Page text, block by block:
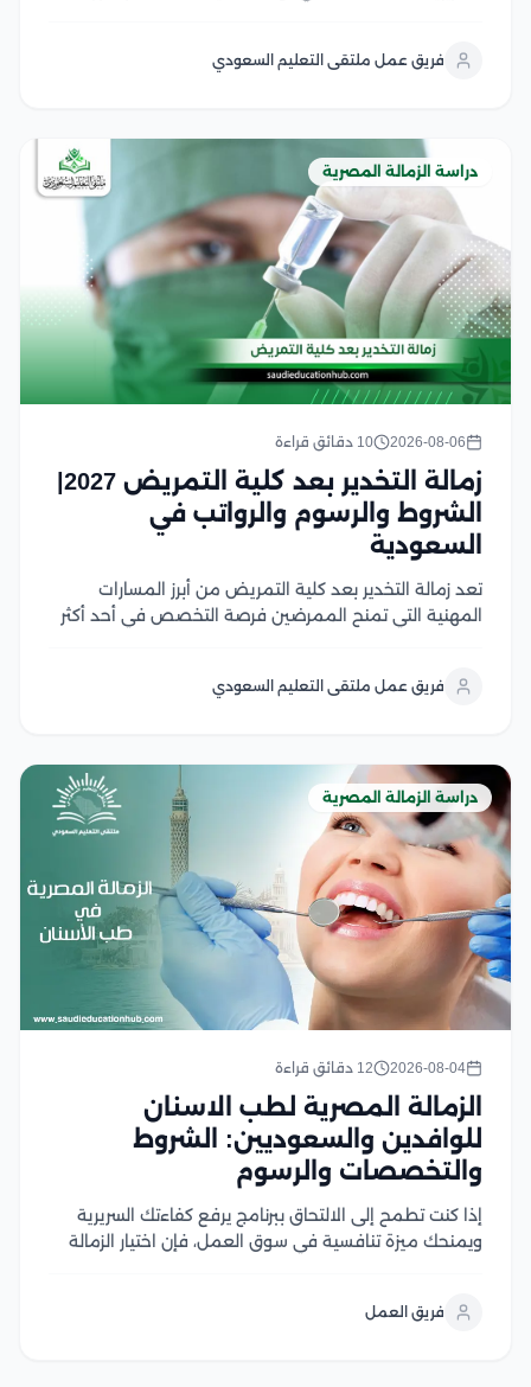
المقال سوف نتعرف على شروط القبول، ومعدلات...
فريق عمل ملتقى التعليم السعودي
دراسة الزمالة المصرية
2026-08-06 10 دقائق قراءة
الشروط والرسوم والرواتب في
السعودية
تعد زمالة التخدير بعد كلية التمريض من أبرز المسارات
المهنية التي تمنح الممرضين فرصة التخصص في أحد أكثر
وفي هذا المقال سوف نتعرف على...
فريق عمل ملتقى التعليم السعودي
دراسة الزمالة المصرية
2026-08-04 12 دقائق قراءة
الزمالة المصرية لطب الاسنان
للوافدين والسعوديين: الشروط
والتخصصات والرسوم
إذا كنت تطمح إلى الالتحاق ببرنامج يرفع كفاءتك السريرية
ويمنحك ميزة تنافسية في سوق العمل، فإن اختيار الزمالة
على هذا البرنامج، يصبح امتلاك معلومات...
فريق العمل